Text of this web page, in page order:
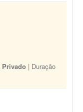
Privado | Duração